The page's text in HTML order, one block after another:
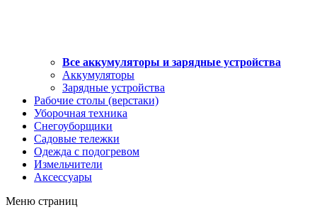
Все аккумуляторы и зарядные устройства
Аккумуляторы
Зарядные устройства
Рабочие столы (верстаки)
Уборочная техника
Снегоуборщики
Садовые тележки
Одежда с подогревом
Измельчители
Аксессуары
Меню страниц